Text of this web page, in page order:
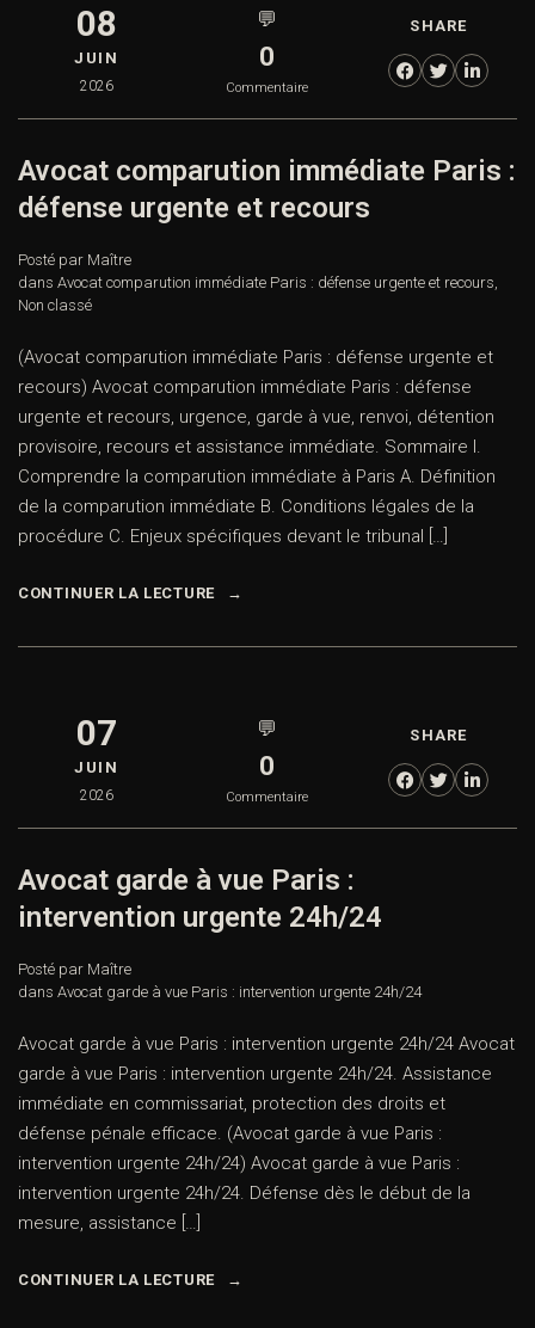
08
JUIN
2026
💬
0
Commentaire
SHARE
Avocat comparution immédiate Paris :
défense urgente et recours
Posté par Maître
dans Avocat comparution immédiate Paris : défense urgente et recours,
Non classé
(Avocat comparution immédiate Paris : défense urgente et
recours) Avocat comparution immédiate Paris : défense
urgente et recours, urgence, garde à vue, renvoi, détention
provisoire, recours et assistance immédiate. Sommaire I.
Comprendre la comparution immédiate à Paris A. Définition
de la comparution immédiate B. Conditions légales de la
procédure C. Enjeux spécifiques devant le tribunal […]
CONTINUER LA LECTURE
07
JUIN
2026
💬
0
Commentaire
SHARE
Avocat garde à vue Paris :
intervention urgente 24h/24
Posté par Maître
dans Avocat garde à vue Paris : intervention urgente 24h/24
Avocat garde à vue Paris : intervention urgente 24h/24 Avocat
garde à vue Paris : intervention urgente 24h/24. Assistance
immédiate en commissariat, protection des droits et
défense pénale efficace. (Avocat garde à vue Paris :
intervention urgente 24h/24) Avocat garde à vue Paris :
intervention urgente 24h/24. Défense dès le début de la
mesure, assistance […]
CONTINUER LA LECTURE